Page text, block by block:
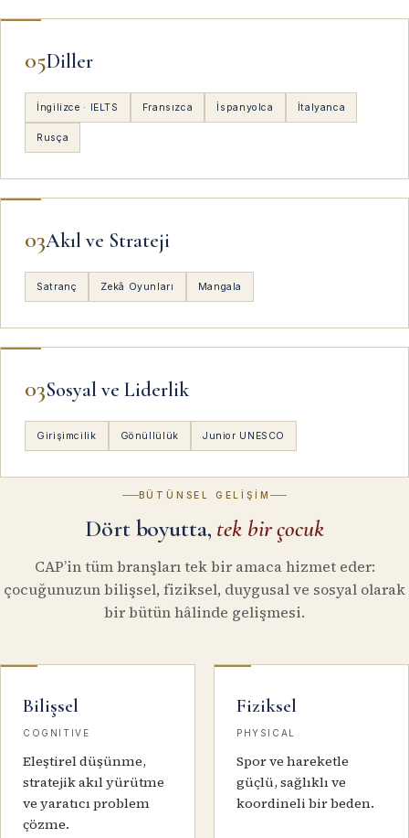
05Diller
İngilizce · IELTS Fransızca İspanyolca İtalyanca
Rusça
03Akıl ve Strateji
Satranç Zekâ Oyunları Mangala
03Sosyal ve Liderlik
Girişimcilik Gönüllülük Junior UNESCO
BÜTÜNSEL GELIŞIM
Dört boyutta, tek bir çocuk
CAP’in tüm branşları tek bir amaca hizmet eder:
çocuğunuzun bilişsel, fiziksel, duygusal ve sosyal olarak
bir bütün hâlinde gelişmesi.
Bilişsel
COGNITIVE
Eleştirel düşünme,
stratejik akıl yürütme
ve yaratıcı problem
çözme.
Fiziksel
PHYSICAL
Spor ve hareketle
güçlü, sağlıklı ve
koordineli bir beden.